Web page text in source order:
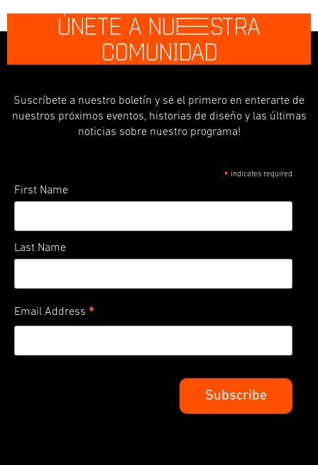
ÚNETE A NUESTRA
COMUNIDAD
Suscríbete a nuestro boletín y sé el primero en enterarte de
nuestros próximos eventos, historias de diseño y las últimas
noticias sobre nuestro programa!
* indicates required
First Name
Last Name
Email Address *